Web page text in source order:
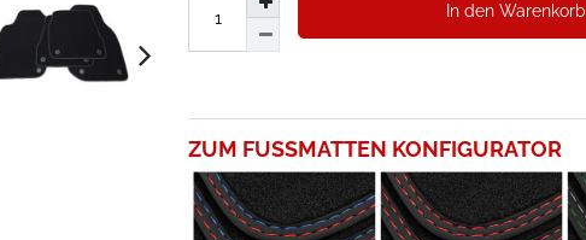
In den Warenkorb
ZUM FUSSMATTEN KONFIGURATOR